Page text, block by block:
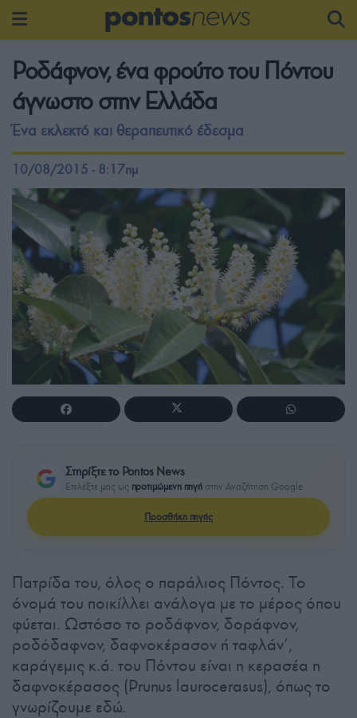
Ροδάφνον, ένα φρούτο του Πόντου
άγνωστο στην Ελλάδα
Ένα εκλεκτό και θεραπευτικό έδεσμα
10/08/2015 - 8:17πμ
Στηρίξτε το Pontos News
Επιλέξτε μας ως προτιμώμενη πηγή στην Αναζήτηση Google
Προσθήκη πηγής
Πατρίδα του, όλος ο παράλιος Πόντος. Το
όνομά του ποικίλλει ανάλογα με το μέρος όπου
φύεται. Ωστόσο το ροδάφνον, δοράφνον,
ροδόδαφνον, δαφνοκέρασον ή ταφλάν’,
καράγεμις κ.ά. του Πόντου είναι η κερασέα η
δαφνοκέρασος (Prunus laurocerasus), όπως το
γνωρίζουμε εδώ.